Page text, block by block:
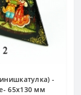
-
65х130 мм